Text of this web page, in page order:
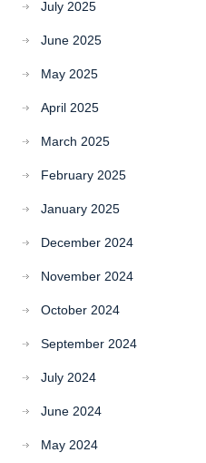
July 2025
June 2025
May 2025
April 2025
March 2025
February 2025
January 2025
December 2024
November 2024
October 2024
September 2024
July 2024
June 2024
May 2024